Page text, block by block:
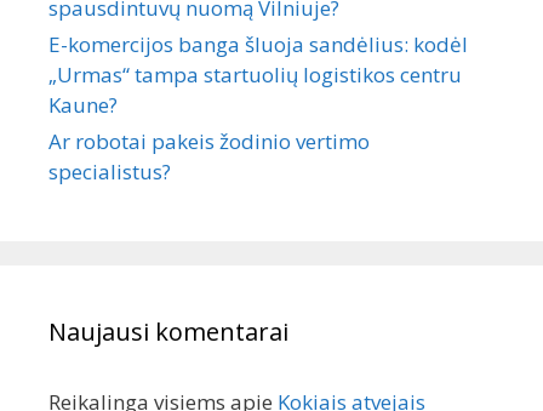
spausdintuvų nuomą Vilniuje?
E-komercijos banga šluoja sandėlius: kodėl
„Urmas“ tampa startuolių logistikos centru
Kaune?
Ar robotai pakeis žodinio vertimo
specialistus?
Naujausi komentarai
Reikalinga visiems apie Kokiais atvejais